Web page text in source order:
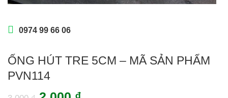
0974 99 66 06
ỐNG HÚT TRE 5CM – MÃ SẢN PHẨM
PVN114